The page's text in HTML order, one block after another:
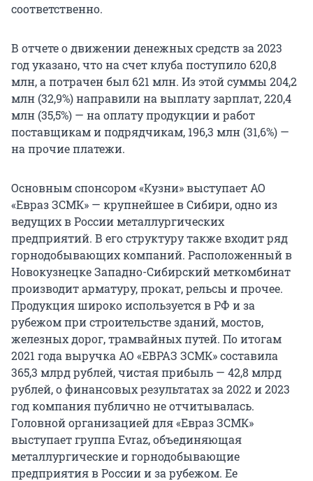
соответственно.
В отчете о движении денежных средств за 2023
год указано, что на счет клуба поступило 620,8
млн, а потрачен был 621 млн. Из этой суммы 204,2
млн (32,9%) направили на выплату зарплат, 220,4
млн (35,5%) — на оплату продукции и работ
поставщикам и подрядчикам, 196,3 млн (31,6%) —
на прочие платежи.
Основным спонсором «Кузни» выступает АО
«Евраз ЗСМК» — крупнейшее в Сибири, одно из
ведущих в России металлургических
предприятий. В его структуру также входит ряд
горнодобывающих компаний. Расположенный в
Новокузнецке Западно-Сибирский меткомбинат
производит арматуру, прокат, рельсы и прочее.
Продукция широко используется в РФ и за
рубежом при строительстве зданий, мостов,
железных дорог, трамвайных путей. По итогам
2021 года выручка АО «ЕВРАЗ ЗСМК» составила
365,3 млрд рублей, чистая прибыль — 42,8 млрд
рублей, о финансовых результатах за 2022 и 2023
год компания публично не отчитывалась.
Головной организацией для «Евраз ЗСМК»
выступает группа Evraz, объединяющая
металлургические и горнодобывающие
предприятия в России и за рубежом. Ее